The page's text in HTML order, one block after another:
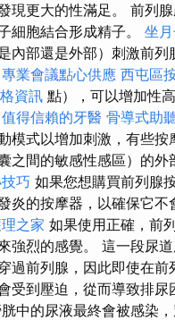
現更大的性滿足。 前列腺
細胞結合形成精子。 坐
內部還是外部）刺激前列
專業會議點心供應 西屯區
資訊 點），可以增加性
得信賴的牙醫 骨導式助
模式以增加刺激，有些按
之間的敏感性感區）的外
巧 如果您想購買前列腺
炎的按摩器，以確保它不
之家 如果使用正確，前
強烈的感覺。 這一段尿
過前列腺，因此即使在前
受到壓迫，從而導致排尿
中的尿液最終會被感染